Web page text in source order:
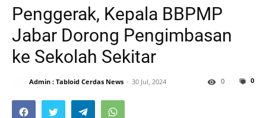
Penggerak, Kepala BBPMP
Jabar Dorong Pengimbasan
ke Sekolah Sekitar
Admin : Tabloid Cerdas News 30 Jul, 2024 0
0